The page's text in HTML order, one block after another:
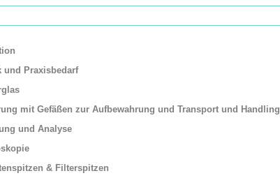
und Praxisbedarf
mit Gefäßen zur Aufbewahrung und Transport und Handling
und Analyse
& Filterspitzen